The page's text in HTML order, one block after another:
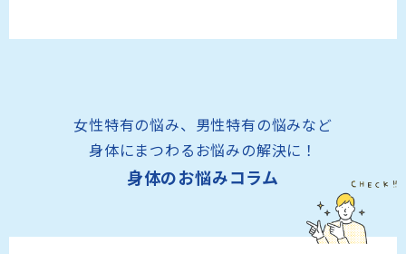
女性特有の悩み、男性特有の悩みなど
身体にまつわるお悩みの解決に！
身体のお悩みコラム